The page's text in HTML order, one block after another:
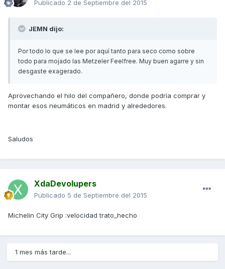
Publicado 2 de Septiembre del 2015
JEMN dijo:
Por todo lo que se lee por aquí tanto para seco como sobre
todo para mojado las Metzeler Feelfree. Muy buen agarre y sin
desgaste exagerado.
Aprovechando el hilo del compañero, donde podría comprar y
montar esos neumáticos en madrid y alrededores.
Saludos
XdaDevolupers
Publicado 5 de Septiembre del 2015
Michelin City Grip :velocidad trato_hecho
1 mes más tarde...